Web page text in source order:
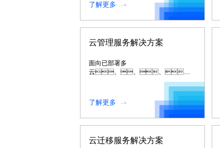
了解更多
云管理服务解决方案
面向已部署多
云、、、、
助化、、自动化的云服
务快速交付服务。。
了解更多
云迁移服务解决方案